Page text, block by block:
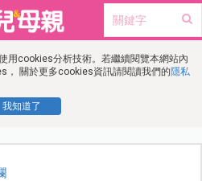
用cookies分析技術。若繼續閱覽本網站內
， 關於更多cookies資訊請閱讀我們的隱私
我知道了